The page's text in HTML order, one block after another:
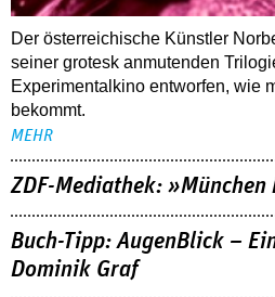
Der österreichische Künstler
seiner grotesk anmutenden
Experimentalkino entworfen, wie
bekommt.
MEHR
ZDF-Mediathek: »München
Buch-Tipp: AugenBlick –
Dominik Graf